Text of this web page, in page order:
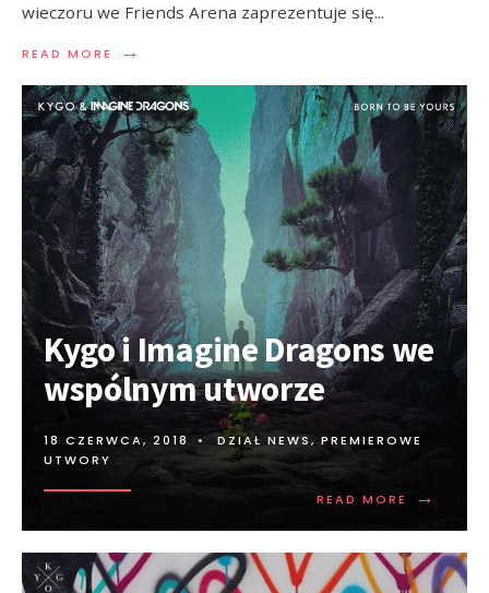
wieczoru we Friends Arena zaprezentuje się...
READ MORE →
Kygo i Imagine Dragons we
wspólnym utworze
18 CZERWCA, 2018 • DZIAŁ NEWS,PREMIEROWE
UTWORY
READ MORE →